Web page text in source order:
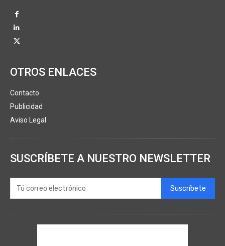
OTROS ENLACES
Contacto
Publicidad
Aviso Legal
SUSCRÍBETE A NUESTRO NEWSLETTER
Suscríbete